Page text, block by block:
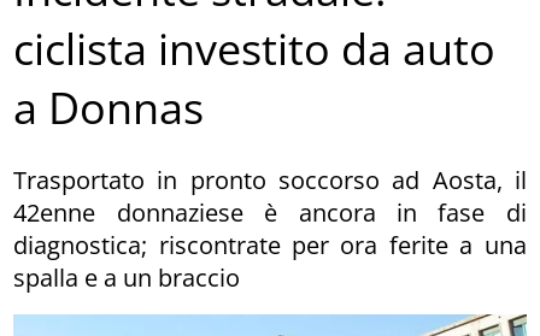
ciclista investito da auto
a Donnas
Trasportato in pronto soccorso ad Aosta, il
42enne donnaziese è ancora in fase di
diagnostica; riscontrate per ora ferite a una
spalla e a un braccio